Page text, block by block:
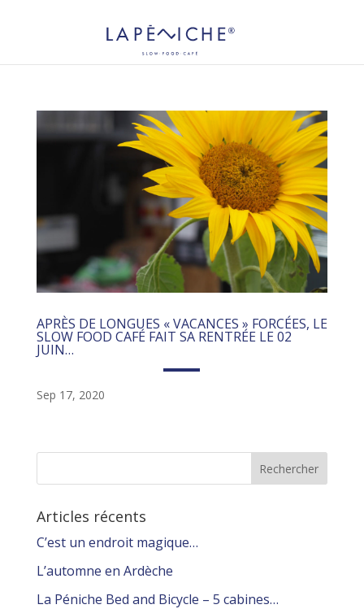
APRÈS DE LONGUES « VACANCES » FORCÉES, LE
SLOW FOOD CAFÉ FAIT SA RENTRÉE LE 02
JUIN…
Sep 17, 2020
Articles récents
C’est un endroit magique…
L’automne en Ardèche
La Péniche Bed and Bicycle – 5 cabines…